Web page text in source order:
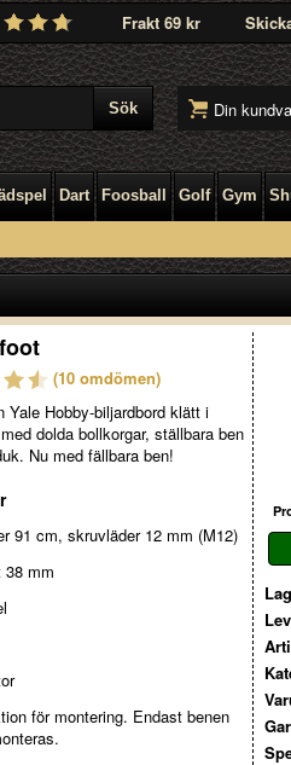
Frakt 69 kr
Din
Dart Foosball Golf Gym
(10 omdömen)
Yale Hobby-biljardbord klätt i
dolda bollkorgar, ställbara ben
Nu med fällbara ben!
91 cm, skruvläder 12 mm (M12)
mm
för montering. Endast benen